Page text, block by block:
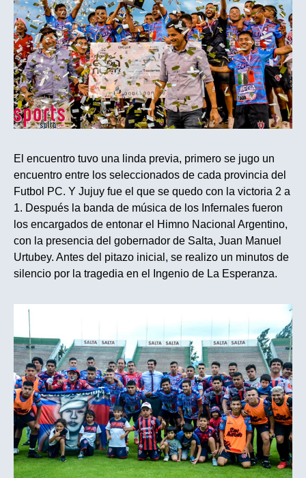
El encuentro tuvo una linda previa, primero se jugo un
encuentro entre los seleccionados de cada provincia del
Futbol PC. Y Jujuy fue el que se quedo con la victoria 2 a
1. Después la banda de música de los Infernales fueron
los encargados de entonar el Himno Nacional Argentino,
con la presencia del gobernador de Salta, Juan Manuel
Urtubey. Antes del pitazo inicial, se realizo un minutos de
silencio por la tragedia en el Ingenio de La Esperanza.